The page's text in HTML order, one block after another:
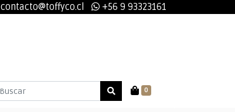
contacto@toffyco.cl +56 9 93323161
0